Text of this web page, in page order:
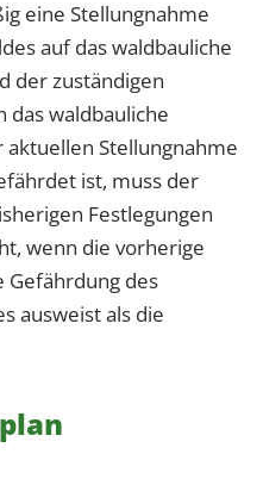
eine Stellungnahme
auf das waldbauliche
der zuständigen
das waldbauliche
Stellungnahme
ist, muss der
Festlegungen
wenn die vorherige
Gefährdung des
ausweist als die